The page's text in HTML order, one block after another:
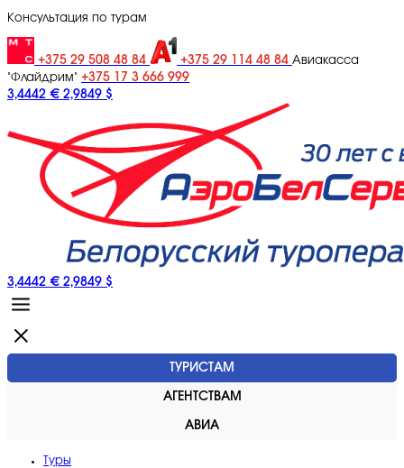
Консультация по турам
+375 29 508 48 84 +375 29 114 48 84 Авиакасса
"Флайдрим" +375 17 3 666 999
3,4442 € 2,9849 $
3,4442 € 2,9849 $
ТУРИСТАМ
АГЕНТСТВАМ
АВИА
Туры